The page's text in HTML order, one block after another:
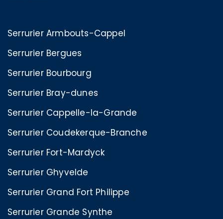
Serrurier Armbouts-Cappel
Serrurier Bergues
Serrurier Bourbourg
Serrurier Bray-dunes
Serrurier Cappelle-la-Grande
Serrurier Coudekerque-Branche
Serrurier Fort-Mardyck
Serrurier Ghyvelde
Serrurier Grand Fort Philippe
Serrurier Grande Synthe